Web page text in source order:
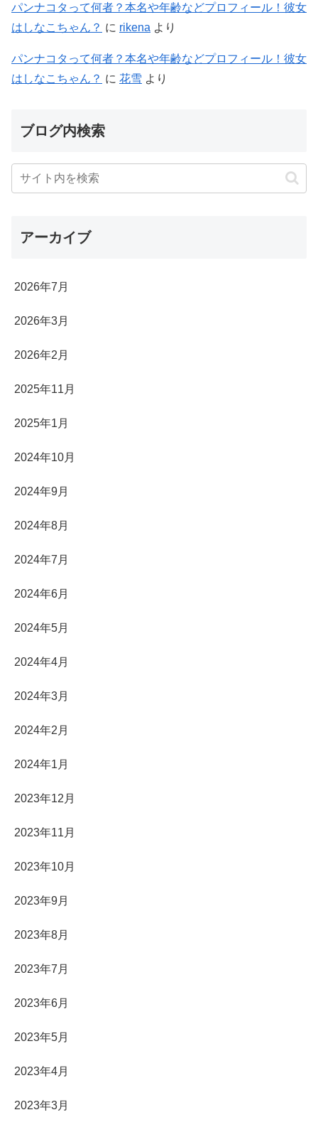
パンナコタって何者？本名や年齢などプロフィール！彼女
はしなこちゃん？ に rikena より
パンナコタって何者？本名や年齢などプロフィール！彼女
はしなこちゃん？ に 花雪 より
ブログ内検索
アーカイブ
2026年7月
2026年3月
2026年2月
2025年11月
2025年1月
2024年10月
2024年9月
2024年8月
2024年7月
2024年6月
2024年5月
2024年4月
2024年3月
2024年2月
2024年1月
2023年12月
2023年11月
2023年10月
2023年9月
2023年8月
2023年7月
2023年6月
2023年5月
2023年4月
2023年3月